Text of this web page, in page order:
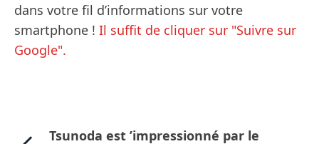
dans votre fil d’informations sur votre
smartphone ! Il suffit de cliquer sur "Suivre sur
Google".
Tsunoda est ’impressionné par le